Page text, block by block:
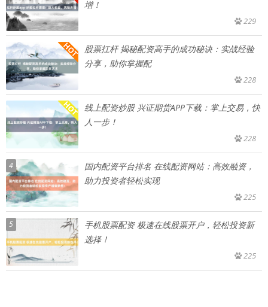
增！
229
股票扛杆 揭秘配资高手的成功秘诀：实战经验
分享，助你掌握配
228
线上配资炒股 兴证期货APP下载：掌上交易，快
人一步！
228
4
国内配资平台排名 在线配资网站：高效融资，
助力投资者轻松实现
225
5
手机股票配资 极速在线股票开户，轻松投资新
选择！
225